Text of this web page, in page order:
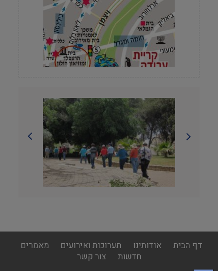
footer
menu
דף הבית אודותינו תערוכות ואירועים
מאמרים
חדשות
צור קשר